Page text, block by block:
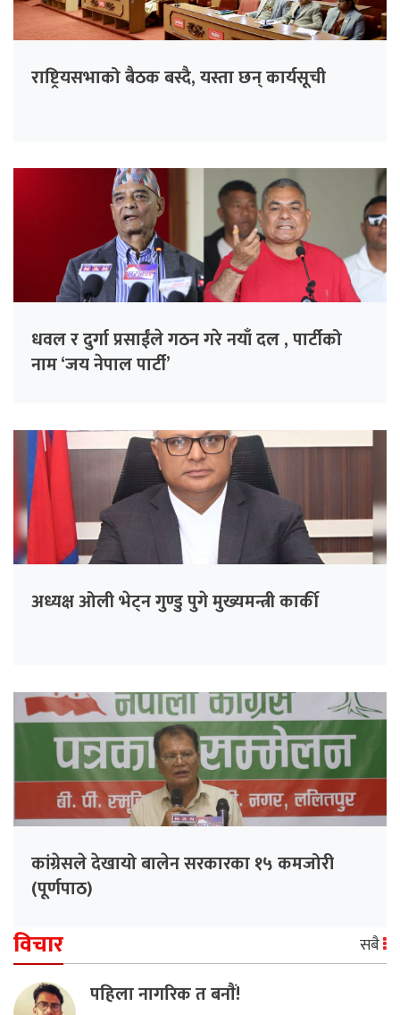
राष्ट्रियसभाको बैठक बस्दै, यस्ता छन् कार्यसूची
धवल र दुर्गा प्रसाईंले गठन गरे नयाँ दल , पार्टीको
नाम ‘जय नेपाल पार्टी’
अध्यक्ष ओली भेट्न गुण्डु पुगे मुख्यमन्त्री कार्की
कांग्रेसले देखायो बालेन सरकारका १५ कमजोरी
(पूर्णपाठ)
विचार सबै
पहिला नागरिक त बनाैं!